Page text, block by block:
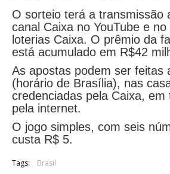
O sorteio terá a transmissão
canal Caixa no YouTube e
loterias Caixa. O prêmio da
está acumulado em R$42
As apostas podem ser feitas
(horário de Brasília), nas
credenciadas pela Caixa,
pela internet.
O jogo simples, com seis
custa R$ 5.
Tags: Brasil